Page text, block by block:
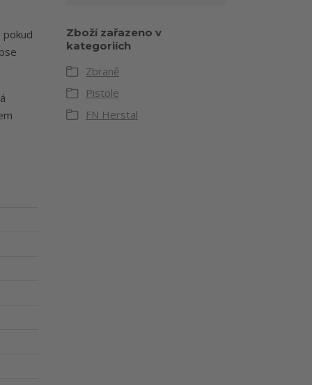
pokud
Zboží zařazeno v
kategoriích
Zbraně
Pistole
FN Herstal